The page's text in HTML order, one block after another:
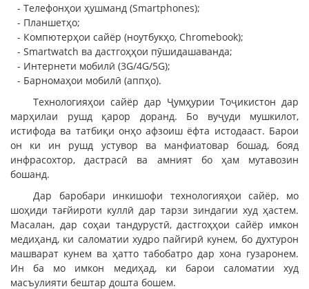
- Телефонҳои ҳушманд (Smartphones);
- Планшетҳо;
- Компютерҳои сайёр (ноутбукҳо, Chromebook);
- Smartwatch ва дастгоҳҳои пӯшидашаванда;
- Интернети мобилӣ (3G/4G/5G);
- Барномаҳои мобилӣ (аппҳо).
Технологияҳои сайёр дар Ҷумҳурии Тоҷикистон дар
марҳилаи рушд қарор доранд. Бо вуҷуди мушкилот,
истифода ва татбиқи онҳо афзоиш ёфта истодааст. Барои
он ки ин рушд устувор ва манфиатовар бошад, бояд
инфрасохтор, дастрасӣ ва амният бо ҳам мутавозин
бошанд.
Дар баробари инкишофи технологияҳои сайёр, мо
шоҳиди тағйироти куллӣ дар тарзи зиндагии худ ҳастем.
Масалан, дар соҳаи тандурустӣ, дастгоҳҳои сайёр имкон
медиҳанд, ки саломатии худро пайгирӣ кунем, бо духтурон
машварат кунем ва ҳатто табобатро дар хона гузаронем.
Ин ба мо имкон медиҳад, ки барои саломатии худ
масъулияти бештар дошта бошем.